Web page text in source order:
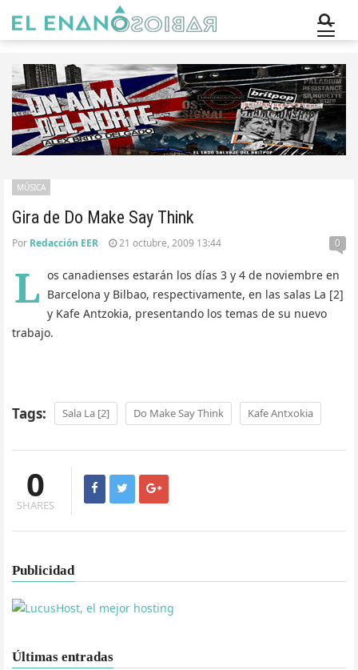
Gira de Do Make Say Think
MÚSICA
Por Redacción EER 21 octubre, 2009 13:44 0
L os canadienses estarán los días 3 y 4 de noviembre en
Barcelona y Bilbao, respectivamente, en las salas La [2]
y Kafe Antzokia, presentando los temas de su nuevo
trabajo.
Tags: Sala La [2] Do Make Say Think Kafe Antxokia
0
SHARES
Publicidad
Últimas entradas